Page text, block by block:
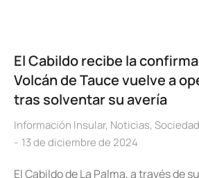
El Cabildo recibe la
Volcán de Tauce vuelve a
tras solventar su avería
Información Insular, Noticias, Sociedad
13 de diciembre de 2024
El Cabildo de La Palma, a través de